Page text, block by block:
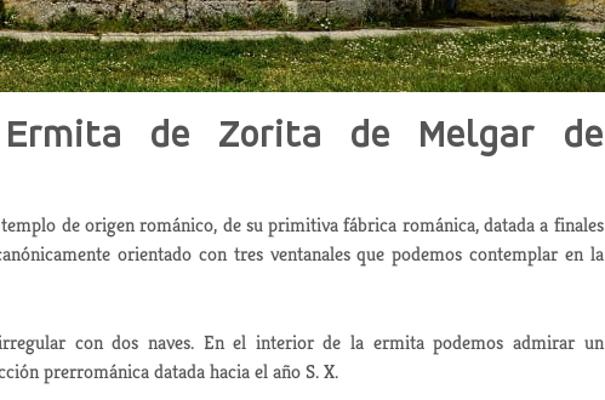
de Zorita de Melgar de
de origen románico, de su primitiva fábrica románica, datada a finales
orientado con tres ventanales que podemos contemplar en la
con dos naves. En el interior de la ermita podemos admirar un
prerrománica datada hacia el año S. X.